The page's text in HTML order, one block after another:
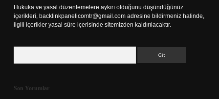
Hukuka ve yasal düzenlemelere aykırı olduğunu düşündüğünüz
içerikleri, backlinkpanelicomtr@gmail.com adresine bildirmeniz halinde,
ilgili içerikler yasal süre içerisinde sitemizden kaldırılacaktır.
Son Yorumlar